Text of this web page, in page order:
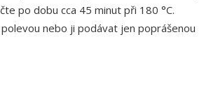
po dobu cca 45 minut při 180 °C.
nebo ji podávat jen poprášenou